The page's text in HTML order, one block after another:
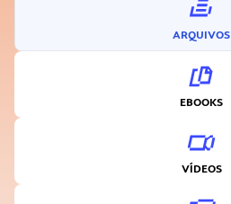
ARQUIVOS
EBOOKS
VÍDEOS